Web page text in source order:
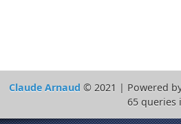
Claude Arnaud © 2021 | Powered
65 queries